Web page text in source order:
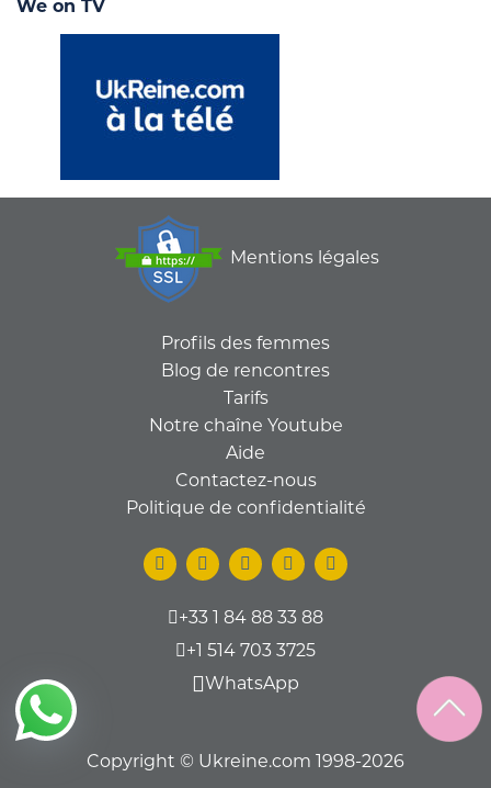
We on TV
Mentions légales
Profils des femmes
Blog de rencontres
Tarifs
Notre chaîne Youtube
Aide
Contactez-nous
Politique de confidentialité
+33 1 84 88 33 88
+1 514 703 3725
WhatsApp
Copyright © Ukreine.com 1998-2026